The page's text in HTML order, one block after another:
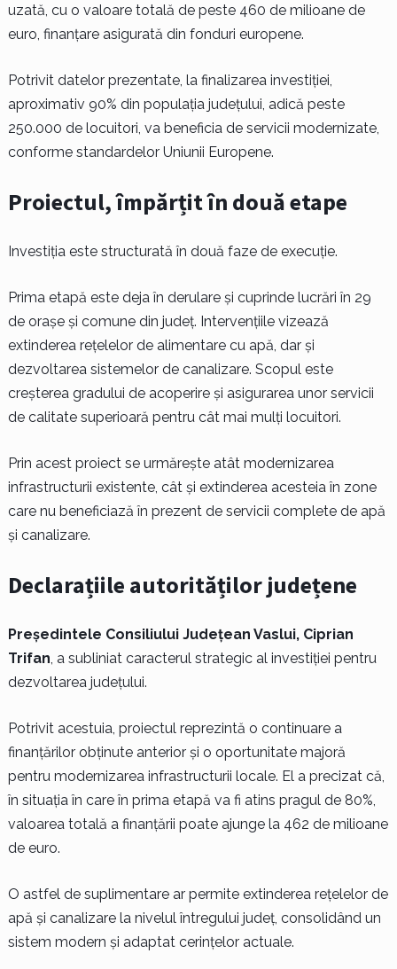
uzată, cu o valoare totală de peste 460 de milioane de
euro, finanțare asigurată din fonduri europene.
Potrivit datelor prezentate, la finalizarea investiției,
aproximativ 90% din populația județului, adică peste
250.000 de locuitori, va beneficia de servicii modernizate,
conforme standardelor Uniunii Europene.
Proiectul, împărțit în două etape
Investiția este structurată în două faze de execuție.
Prima etapă este deja în derulare și cuprinde lucrări în 29
de orașe și comune din județ. Intervențiile vizează
extinderea rețelelor de alimentare cu apă, dar și
dezvoltarea sistemelor de canalizare. Scopul este
creșterea gradului de acoperire și asigurarea unor servicii
de calitate superioară pentru cât mai mulți locuitori.
Prin acest proiect se urmărește atât modernizarea
infrastructurii existente, cât și extinderea acesteia în zone
care nu beneficiază în prezent de servicii complete de apă
și canalizare.
Declarațiile autorităților județene
Președintele Consiliului Județean Vaslui, Ciprian
Trifan, a subliniat caracterul strategic al investiției pentru
dezvoltarea județului.
Potrivit acestuia, proiectul reprezintă o continuare a
finanțărilor obținute anterior și o oportunitate majoră
pentru modernizarea infrastructurii locale. El a precizat că,
în situația în care în prima etapă va fi atins pragul de 80%,
valoarea totală a finanțării poate ajunge la 462 de milioane
de euro.
O astfel de suplimentare ar permite extinderea rețelelor de
apă și canalizare la nivelul întregului județ, consolidând un
sistem modern și adaptat cerințelor actuale.